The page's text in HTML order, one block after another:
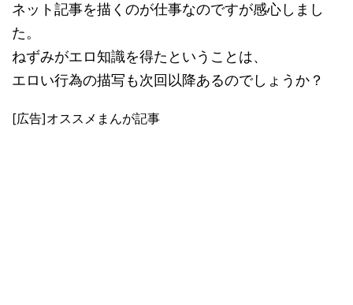
ネット記事を描くのが仕事なのですが感心しまし
た。
ねずみがエロ知識を得たということは、
エロい行為の描写も次回以降あるのでしょうか？
[広告]オススメまんが記事